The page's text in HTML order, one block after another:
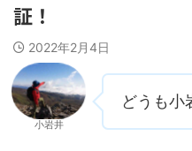
証！
2022年2月4日
小岩井
どうも小